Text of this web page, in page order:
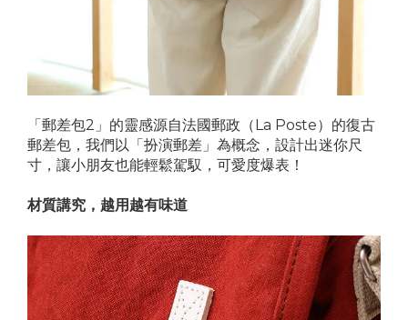
「郵差包2」的靈感源自法國郵政（La Poste）的復古
郵差包，我們以「扮演郵差」為概念，設計出迷你尺
寸，讓小朋友也能輕鬆駕馭，可愛度爆表！
材質講究，越用越有味道